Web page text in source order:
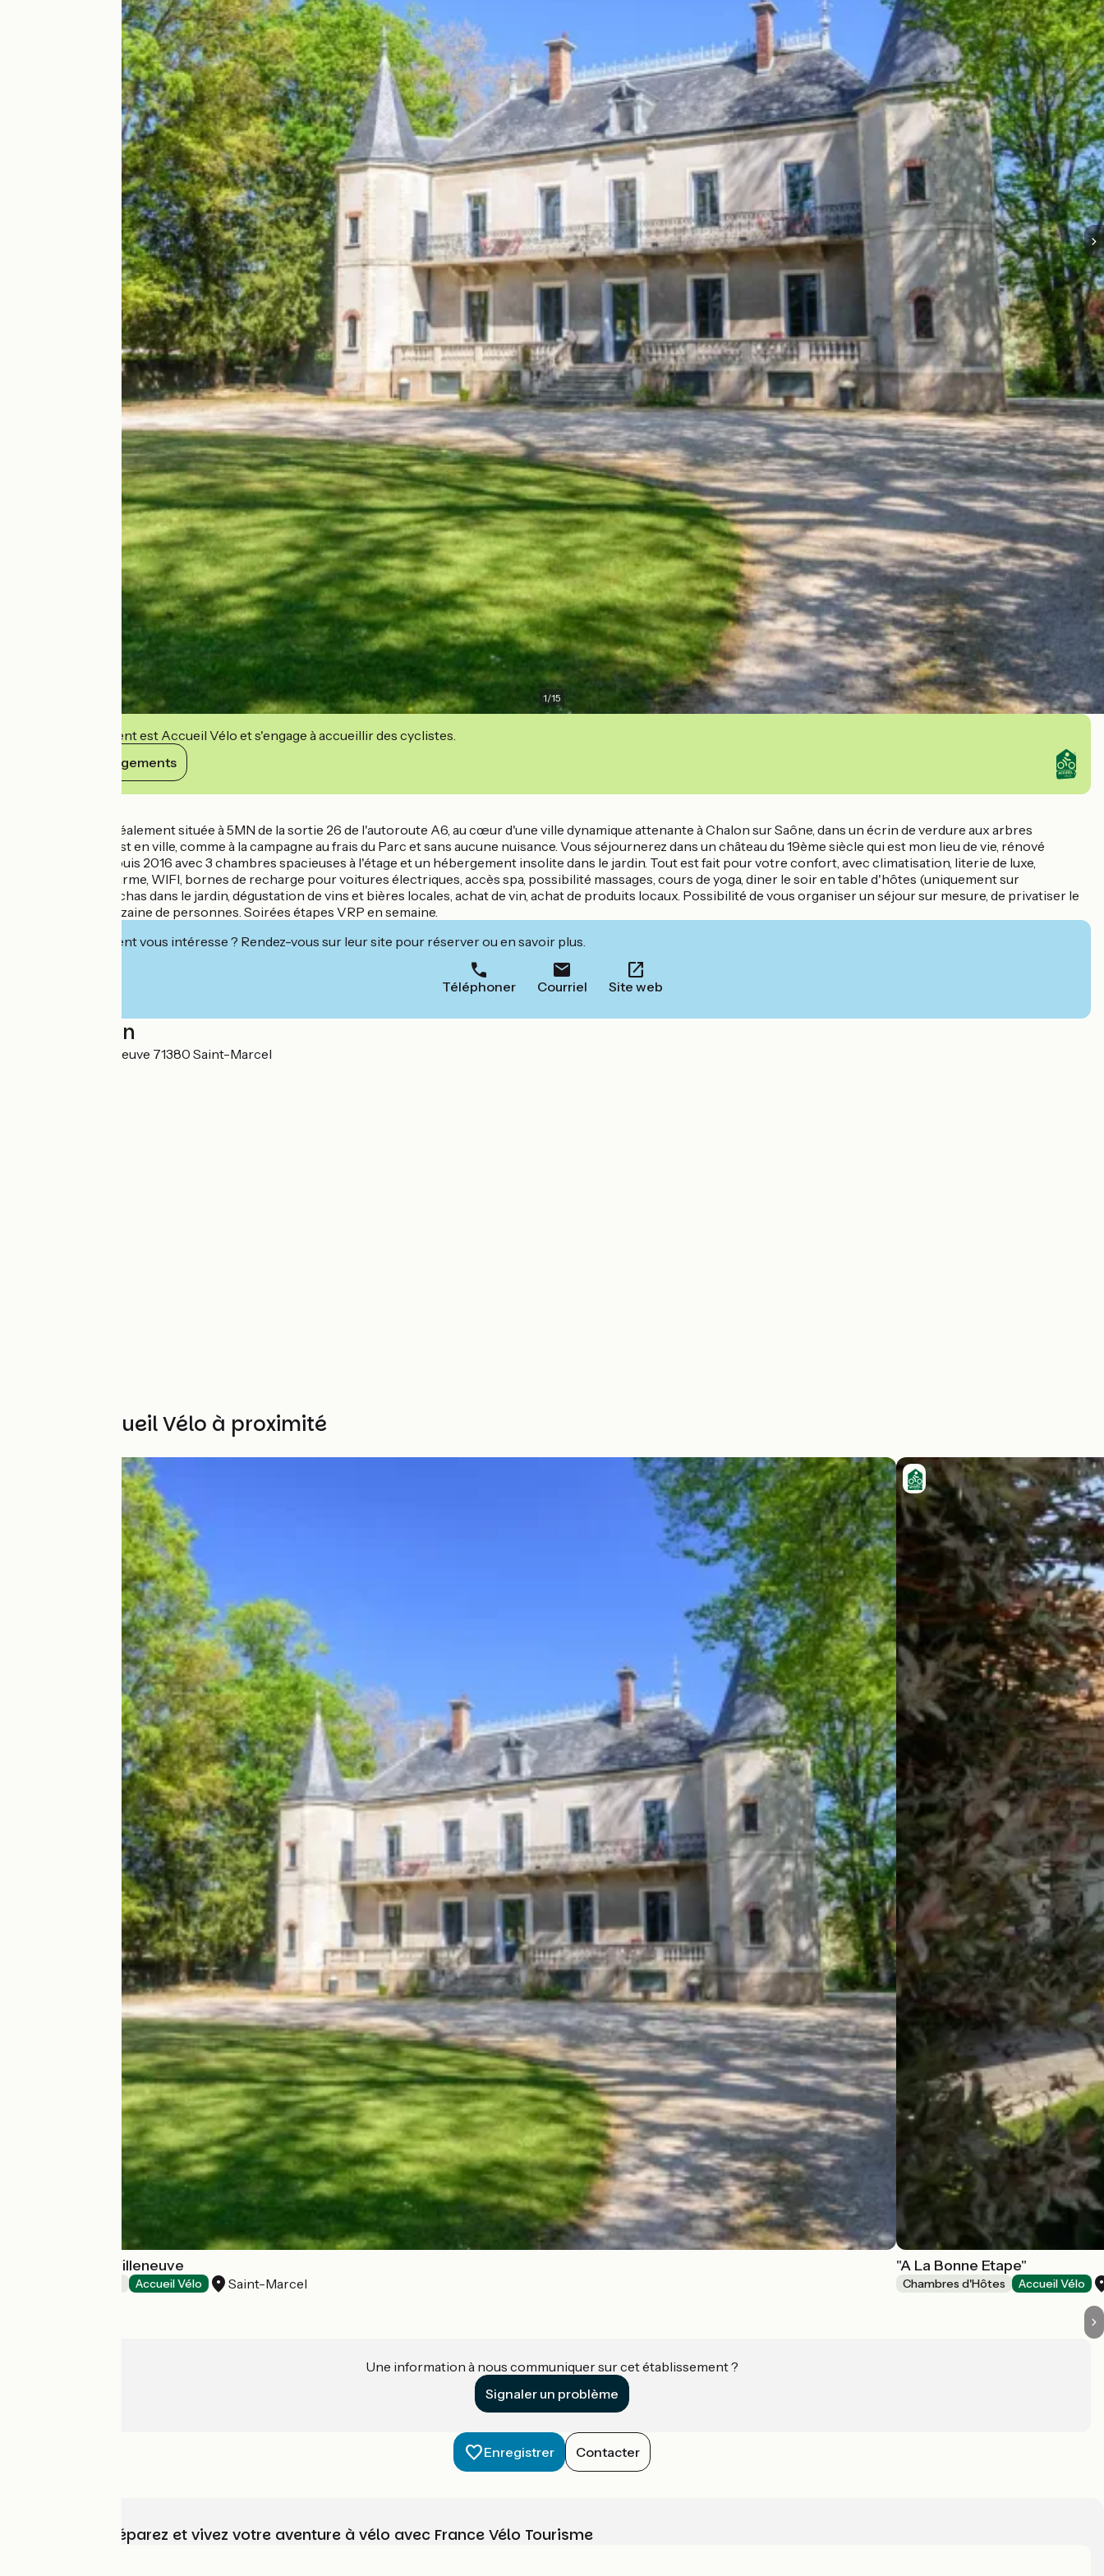
1/15
Cet établissement est Accueil Vélo et s'engage à accueillir des cyclistes.
Voir ses engagements
Maison d'hôtes idéalement située à 5MN de la sortie 26 de l'autoroute A6, au cœur d'une ville dynamique attenante à Chalon sur Saône, dans un écrin de verdure aux arbres
centenaires. On est en ville, comme à la campagne au frais du Parc et sans aucune nuisance. Vous séjournerez dans un château du 19ème siècle qui est mon lieu de vie, rénové
chaque année depuis 2016 avec 3 chambres spacieuses à l'étage et un hébergement insolite dans le jardin. Tout est fait pour votre confort, avec climatisation, literie de luxe,
décoration de charme, WIFI, bornes de recharge pour voitures électriques, accès spa, possibilité massages, cours de yoga, diner le soir en table d'hôtes (uniquement sur
réservation), planchas dans le jardin, dégustation de vins et bières locales, achat de vin, achat de produits locaux. Possibilité de vous organiser un séjour sur mesure, de privatiser le
lieu pour une quinzaine de personnes. Soirées étapes VRP en semaine.
Cet établissement vous intéresse ? Rendez-vous sur leur site pour réserver ou en savoir plus.
Téléphoner Courriel Site web
Localisation
33 Rue de la Villeneuve 71380 Saint-Marcel
Autres Accueil Vélo à proximité
Château de la Villeneuve
Accueil Vélo Saint-Marcel
"A La Bonne Etape"
Chambres d'Hôtes Accueil Vélo
Une information à nous communiquer sur cet établissement ?
Signaler un problème
Enregistrer Contacter
Choisissez, préparez et vivez votre aventure à vélo avec France Vélo Tourisme